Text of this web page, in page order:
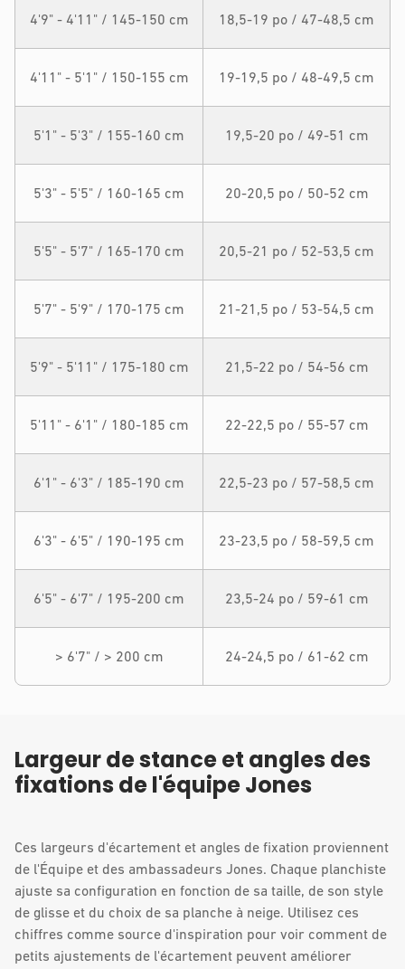
4'9" - 4'11" / 145-150 cm 18,5-19 po / 47-48,5 cm
4'11" - 5'1" / 150-155 cm 19-19,5 po / 48-49,5 cm
5'1" - 5'3" / 155-160 cm 19,5-20 po / 49-51 cm
5'3" - 5'5" / 160-165 cm 20-20,5 po / 50-52 cm
5'5" - 5'7" / 165-170 cm 20,5-21 po / 52-53,5 cm
5'7" - 5'9" / 170-175 cm 21-21,5 po / 53-54,5 cm
5'9" - 5'11" / 175-180 cm 21,5-22 po / 54-56 cm
5'11" - 6'1" / 180-185 cm 22-22,5 po / 55-57 cm
6'1" - 6'3" / 185-190 cm 22,5-23 po / 57-58,5 cm
6'3" - 6'5" / 190-195 cm 23-23,5 po / 58-59,5 cm
6'5" - 6'7" / 195-200 cm 23,5-24 po / 59-61 cm
> 6'7" / > 200 cm 24-24,5 po / 61-62 cm
Largeur de stance et angles des
fixations de l'équipe Jones
Ces largeurs d'écartement et angles de fixation proviennent
de l'Équipe et des ambassadeurs Jones. Chaque planchiste
ajuste sa configuration en fonction de sa taille, de son style
de glisse et du choix de sa planche à neige. Utilisez ces
chiffres comme source d'inspiration pour voir comment de
petits ajustements de l'écartement peuvent améliorer